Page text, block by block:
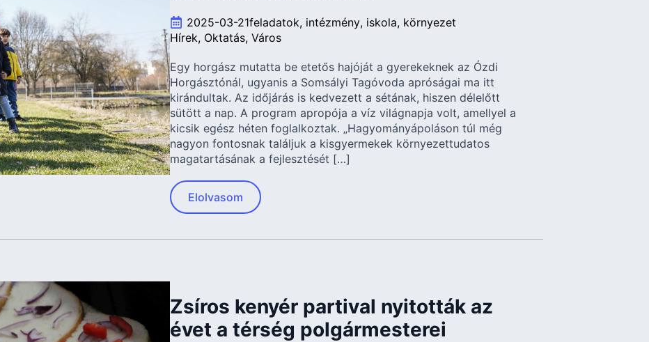
2025-03-21feladatok intézmény iskola környezet
Hírek Oktatás Város
Egy horgász mutatta be etetős hajóját a gyerekeknek az Ózdi
Horgásztónál, ugyanis a Somsályi Tagóvoda apróságai ma itt
kirándultak. Az időjárás is kedvezett a sétának, hiszen délelőtt
sütött a nap. A program apropója a víz világnapja volt, amellyel a
kicsik egész héten foglalkoztak. „Hagyományápoláson túl még
nagyon fontosnak találjuk a kisgyermekek környezettudatos
magatartásának a fejlesztését […]
Elolvasom
Zsíros kenyér partival nyitották az
évet a térség polgármesterei